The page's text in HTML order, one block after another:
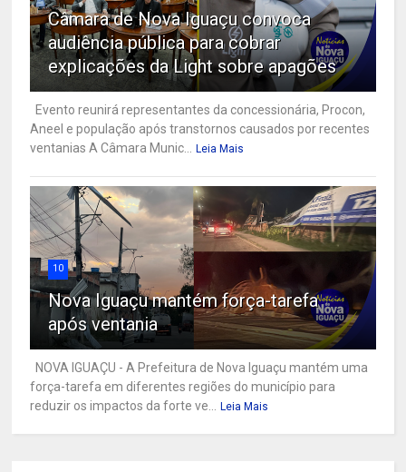
Câmara de Nova Iguaçu convoca
audiência pública para cobrar
explicações da Light sobre apagões
Evento reunirá representantes da concessionária, Procon,
Aneel e população após transtornos causados por recentes
ventanias A Câmara Munic...
Leia Mais
10
Nova Iguaçu mantém força-tarefa
após ventania
NOVA IGUAÇU - A Prefeitura de Nova Iguaçu mantém uma
força-tarefa em diferentes regiões do município para
reduzir os impactos da forte ve...
Leia Mais